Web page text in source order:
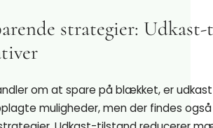
strategier:
om at spare på blækket, er
muligheder, men der findes